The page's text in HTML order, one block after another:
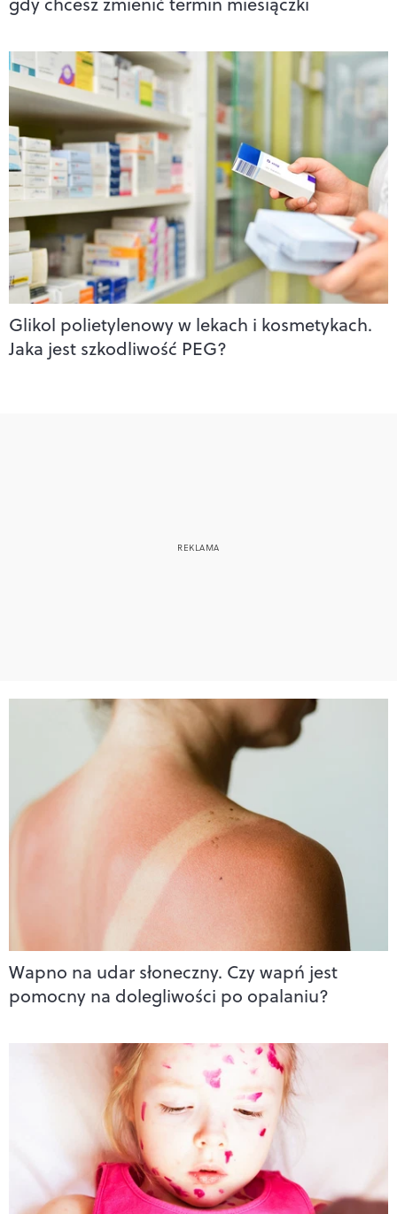
Glikol polietylenowy w lekach i kosmetykach.
Jaka jest szkodliwość PEG?
Wapno na udar słoneczny. Czy wapń jest
pomocny na dolegliwości po opalaniu?